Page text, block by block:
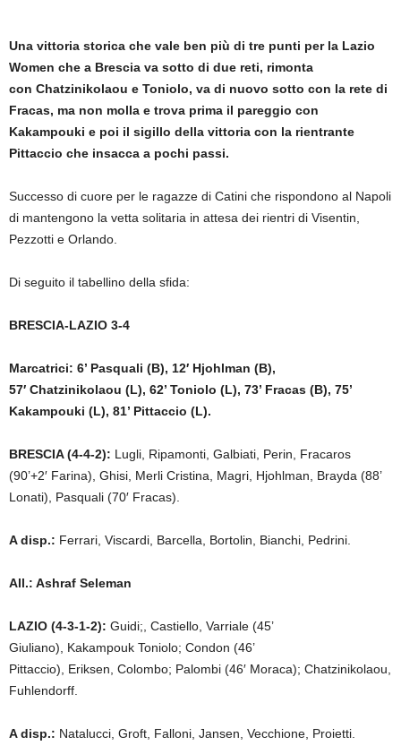
Una vittoria storica che vale ben più di tre punti per la Lazio
Women che a Brescia va sotto di due reti, rimonta
con Chatzinikolaou e Toniolo, va di nuovo sotto con la rete di
Fracas, ma non molla e trova prima il pareggio con
Kakampouki e poi il sigillo della vittoria con la rientrante
Pittaccio che insacca a pochi passi.
Successo di cuore per le ragazze di Catini che rispondono al Napoli
di mantengono la vetta solitaria in attesa dei rientri di Visentin,
Pezzotti e Orlando.
Di seguito il tabellino della sfida:
BRESCIA-LAZIO 3-4
Marcatrici: 6’ Pasquali (B), 12′ Hjohlman (B),
57′ Chatzinikolaou (L), 62’ Toniolo (L), 73’ Fracas (B), 75’
Kakampouki (L), 81’ Pittaccio (L).
BRESCIA (4-4-2): Lugli, Ripamonti, Galbiati, Perin, Fracaros
(90’+2′ Farina), Ghisi, Merli Cristina, Magri, Hjohlman, Brayda (88’
Lonati), Pasquali (70′ Fracas).
A disp.: Ferrari, Viscardi, Barcella, Bortolin, Bianchi, Pedrini.
All.: Ashraf Seleman
LAZIO (4-3-1-2): Guidi;, Castiello, Varriale (45’
Giuliano), Kakampouk Toniolo; Condon (46’
Pittaccio), Eriksen, Colombo; Palombi (46′ Moraca); Chatzinikolaou,
Fuhlendorff.
A disp.: Natalucci, Groft, Falloni, Jansen, Vecchione, Proietti.